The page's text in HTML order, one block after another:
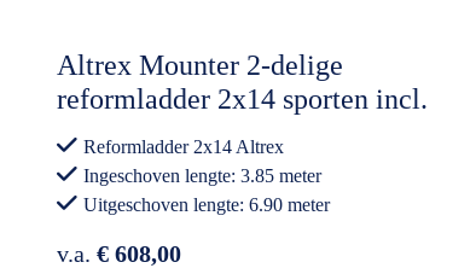
Altrex Mounter 2-delige
reformladder 2x14 sporten incl.
stabiliteitsbalk
Reformladder 2x14 Altrex
Ingeschoven lengte: 3.85 meter
Uitgeschoven lengte: 6.90 meter
v.a. € 608,00